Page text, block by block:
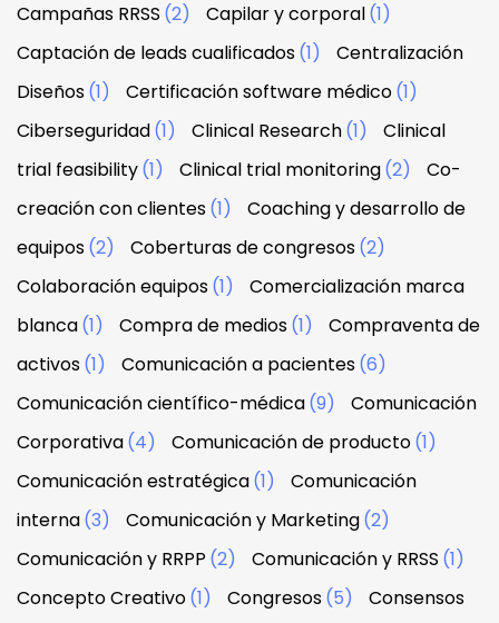
Campañas RRSS (2) Capilar y corporal(1)
Captación de leads cualificados(1)
Centralización
Diseños(1) Certificación software médico(1)
Ciberseguridad(1) Clinical Research(1)
Clinical
trial feasibility(1) Clinical trial monitoring(2)
Co-
creación con clientes(1)
Coaching y desarrollo de
equipos(2) Coberturas de congresos(2)
Colaboración equipos(1)
Comercialización marca
blanca(1) Compra de medios(1)
Compraventa de
activos(1) Comunicación a pacientes(6)
Comunicación científico-médica(9)
Comunicación
Corporativa(4) Comunicación de producto(1)
Comunicación estratégica(1)
Comunicación
interna(3) Comunicación y Marketing(2)
Comunicación y RRPP (2) Comunicación y RRSS (1)
Concepto Creativo(1) Congresos(5)
Consensos